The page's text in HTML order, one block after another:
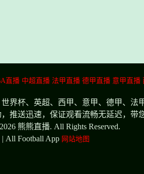
直播 中超直播 法甲直播 德甲直播 意甲直播
界杯、英超、西甲、意甲、德甲、
推送迅速，保证观看流畅无延迟，带
熊熊直播. All Rights Reserved.
All Football App 网站地图